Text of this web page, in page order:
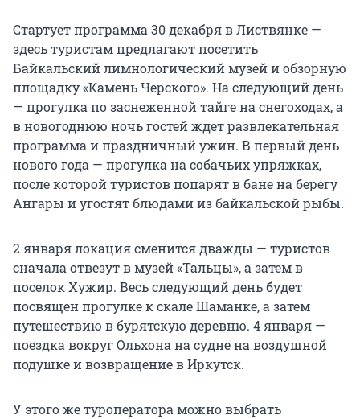
Стартует программа 30 декабря в Листвянке —
здесь туристам предлагают посетить
Байкальский лимнологический музей и обзорную
площадку «Камень Черского». На следующий день
— прогулка по заснеженной тайге на снегоходах, а
в новогоднюю ночь гостей ждет развлекательная
программа и праздничный ужин. В первый день
нового года — прогулка на собачьих упряжках,
после которой туристов попарят в бане на берегу
Ангары и угостят блюдами из байкальской рыбы.
2 января локация сменится дважды — туристов
сначала отвезут в музей «Тальцы», а затем в
поселок Хужир. Весь следующий день будет
посвящен прогулке к скале Шаманке, а затем
путешествию в бурятскую деревню. 4 января —
поездка вокруг Ольхона на судне на воздушной
подушке и возвращение в Иркутск.
У этого же туроператора можно выбрать